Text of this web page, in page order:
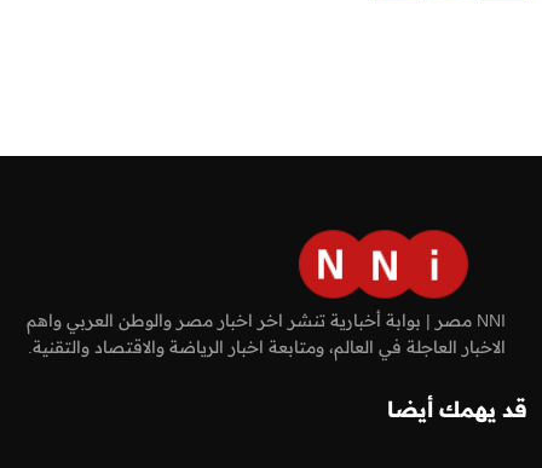
NNI مصر | بوابة أخبارية تنشر اخر اخبار مصر والوطن العربي واهم
الاخبار العاجلة في العالم، ومتابعة اخبار الرياضة والاقتصاد والتقنية.
قد يهمك أيضا